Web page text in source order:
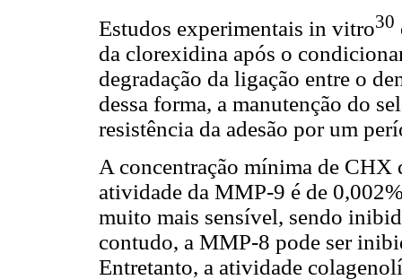
Estudos experimentais in vitro30
da clorexidina após o
degradação da ligação entre o
dessa forma, a manutenção do
resistência da adesão por um
A concentração mínima de
atividade da MMP-9 é de
muito mais sensível, sendo
contudo, a MMP-8 pode ser
Entretanto, a atividade